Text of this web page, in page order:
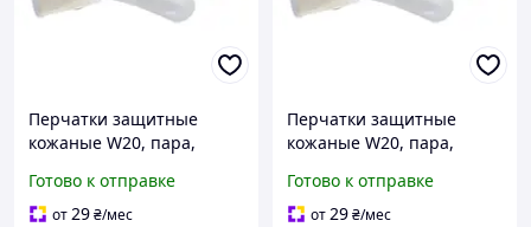
Перчатки защитные
кожаные W20, пара,
Готово к отправке
от29₴/мес
Перчатки защитные
кожаные W20, пара,
Готово к отправке
от29₴/мес